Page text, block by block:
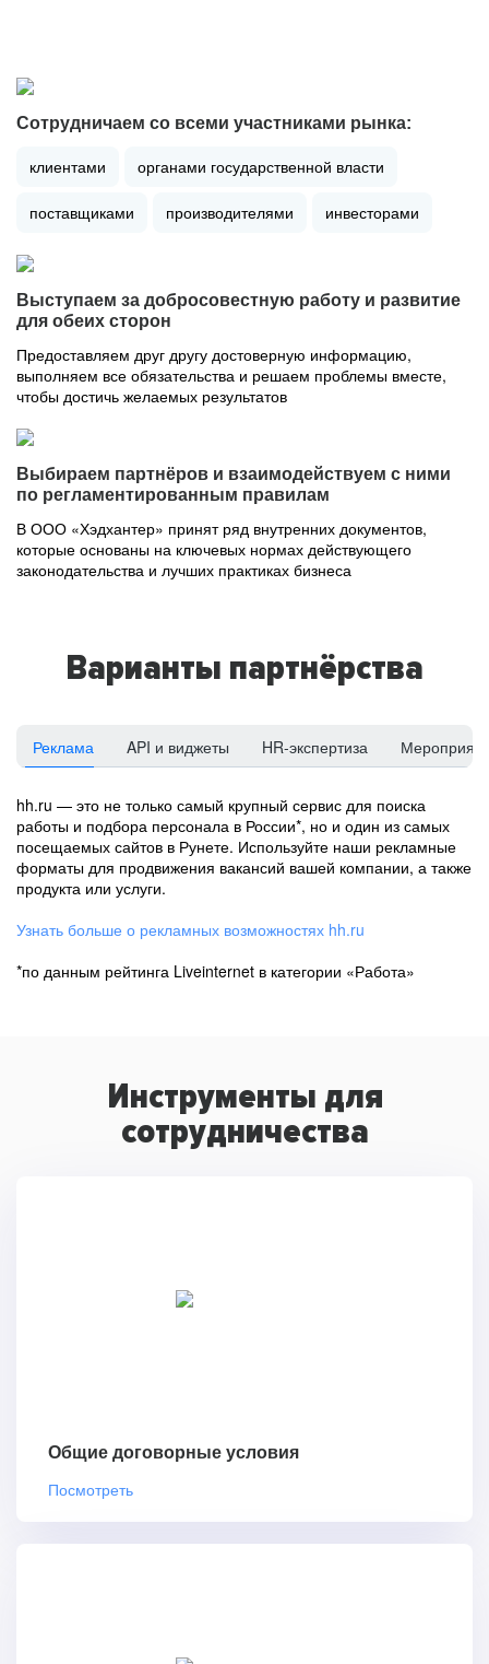
Сотрудничаем со всеми участниками рынка:
клиентами органами государственной власти
поставщиками производителями инвесторами
Выступаем за добросовестную работу и развитие
для обеих сторон
Предоставляем друг другу достоверную информацию,
выполняем все обязательства и решаем проблемы вместе,
чтобы достичь желаемых результатов
Выбираем партнёров и взаимодействуем с ними
по регламентированным правилам
В ООО «Хэдхантер» принят ряд внутренних документов,
которые основаны на ключевых нормах действующего
законодательства и лучших практиках бизнеса
Варианты партнёрства
Реклама API и виджеты HR-экспертиза
hh.ru — это не только самый крупный сервис для поиска
работы и подбора персонала в России*, но и один из самых
посещаемых сайтов в Рунете. Используйте наши рекламные
форматы для продвижения вакансий вашей компании, а также
продукта или услуги.
Узнать больше о рекламных возможностях hh.ru
*по данным рейтинга Liveinternet в категории «Работа»
Инструменты для
сотрудничества
Общие договорные условия
Посмотреть